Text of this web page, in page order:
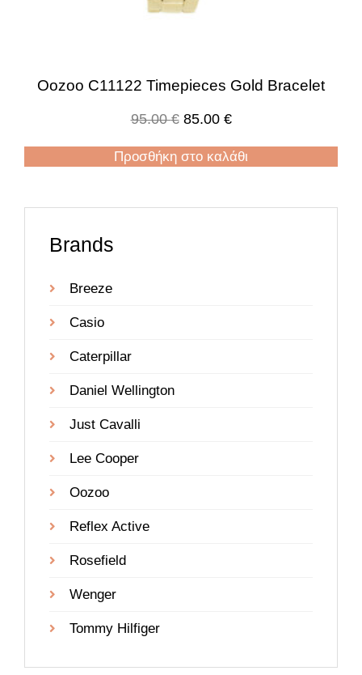
Oozoo C11122 Timepieces Gold Bracelet
95.00€ 85.00 €
Προσθήκη στο καλάθι
Brands
Breeze
Casio
Caterpillar
Daniel Wellington
Just Cavalli
Lee Cooper
Oozoo
Reflex Active
Rosefield
Wenger
Tommy Hilfiger